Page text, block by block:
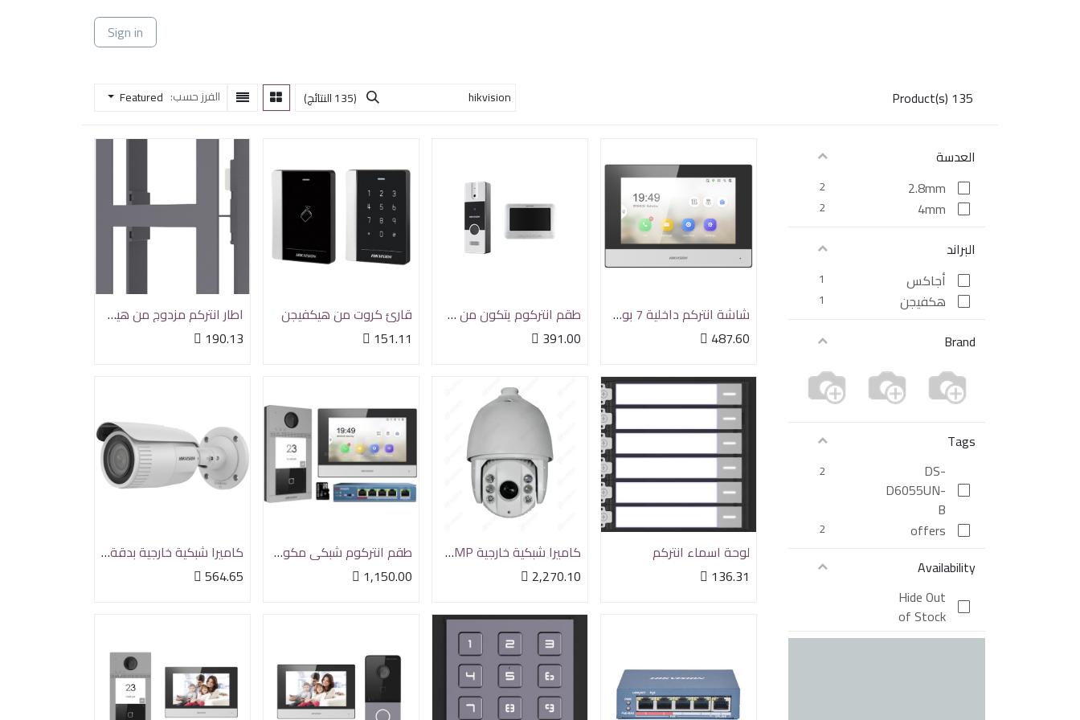
Sign in
135
Product(s) (135 النتائج) الفرز حسب: Featured
العدسة
2.8mm
2
4mm
2
البراند
أجاكس
1
هكفيجن 1
Brand
Tags
DS-
D6055UN-
B
2
offers
2
Availability
Hide Out
of Stock
شاشة انتركم داخلية 7 بوصه IP سلكية ولاسلكية هيكفيجن
 487.60
طقم انتركوم يتكون من شاشة وجرس خارجي
 391.00
قارئ كروت من هيكفيجن
 151.11
اطار انتركم مزدوج من هيكفيجن
 190.13
لوحة اسماء انتركم
 136.31
كاميرا شبكية خارجية PTZ 2MP مع زوم 32X مع رؤية ليلية تصل الى150 متر
 2,270.10
طقم انتركوم شبكي مكون من شاشة داخلية وجرس مع سويتش POE
 1,150.00
كاميرا شبكية خارجية بدقة 5 ميجا بيكسل مع رؤية ليلية مع عدسة متغيرة 2.8mm-12mm
 564.65